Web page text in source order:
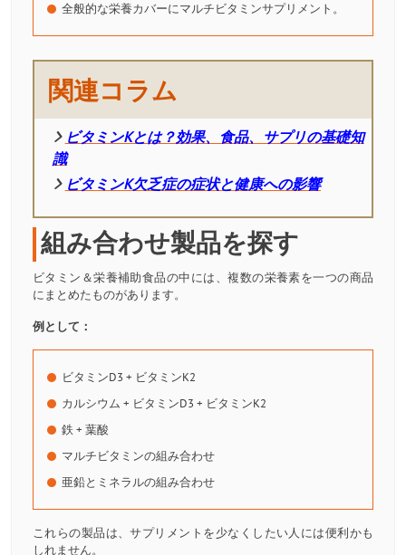
全般的な栄養カバーにマルチビタミンサプリメント。
関連コラム
ビタミンKとは？効果、食品、サプリの基礎知
識
ビタミンK欠乏症の症状と健康への影響
組み合わせ製品を探す
ビタミン＆栄養補助食品の中には、複数の栄養素を一つの商品
にまとめたものがあります。
例として：
ビタミンD3 + ビタミンK2
カルシウム + ビタミンD3 + ビタミンK2
鉄 + 葉酸
マルチビタミンの組み合わせ
亜鉛とミネラルの組み合わせ
これらの製品は、サプリメントを少なくしたい人には便利かも
しれません。